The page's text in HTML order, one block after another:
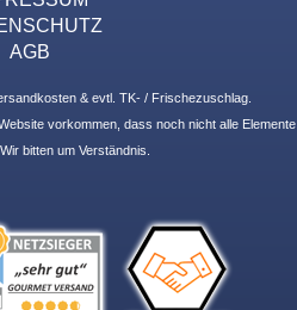
AGB
& evtl. TK- / Frischezuschlag.
vorkommen, dass noch nicht alle Elemente
bitten um Verständnis.